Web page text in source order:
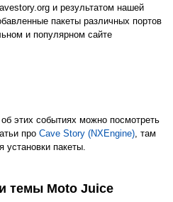
и результатом нашей
пакеты различных портов
и популярном сайте
этих событиях можно посмотреть
про Cave Story (NXEngine) , там
пакеты.
темы Moto Juice